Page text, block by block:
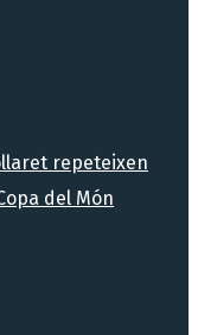
repeteixen
del Món